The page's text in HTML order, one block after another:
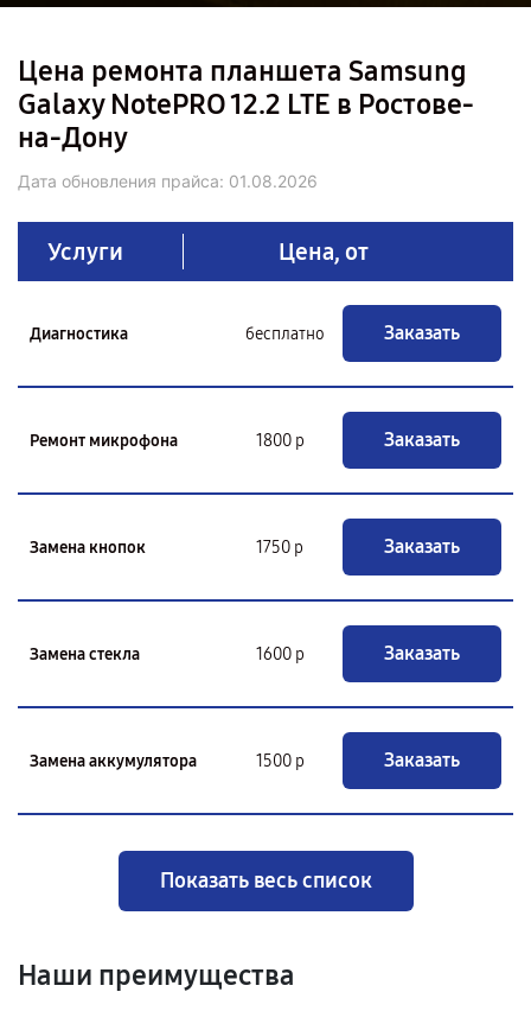
Цена ремонта планшета Samsung
Galaxy NotePRO 12.2 LTE в Ростове-
на-Дону
Дата обновления прайса: 01.08.2026
Услуги Цена, от
Диагностика бесплатно Заказать
Ремонт микрофона 1800 р Заказать
Замена кнопок 1750 р Заказать
Замена стекла 1600 р Заказать
Замена аккумулятора 1500 р Заказать
Показать весь список
Наши преимущества